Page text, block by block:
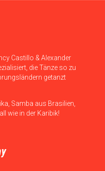
Castillo & Alexander
die Tänze so zu
getanzt
Samba aus Brasilien,
wie in der Karibik!